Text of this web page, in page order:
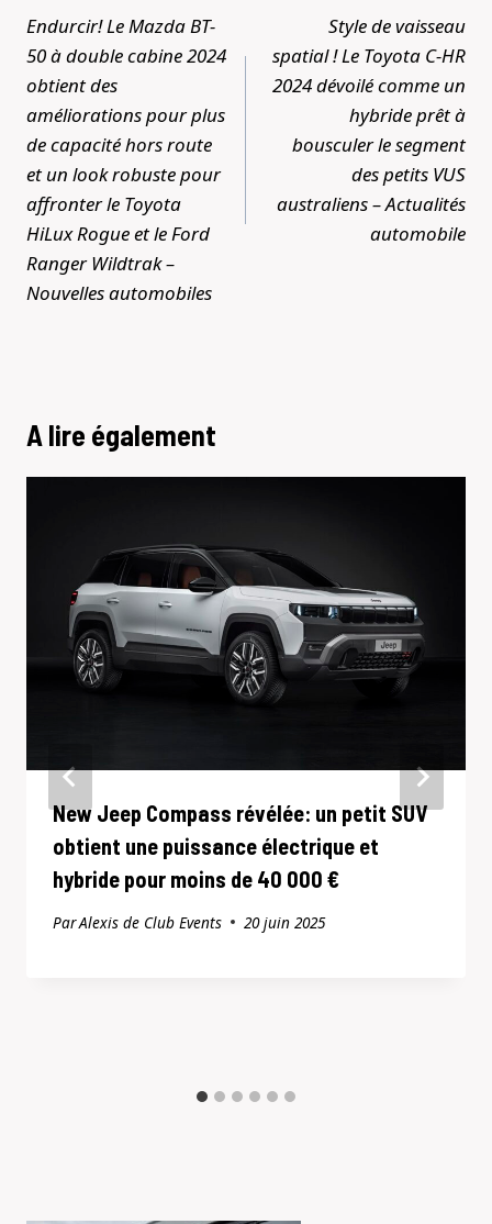
de
l’article
Endurcir! Le Mazda BT-
50 à double cabine 2024
obtient des
améliorations pour plus
de capacité hors route
et un look robuste pour
affronter le Toyota
HiLux Rogue et le Ford
Ranger Wildtrak –
Nouvelles automobiles
Style de vaisseau
spatial ! Le Toyota C-HR
2024 dévoilé comme un
hybride prêt à
bousculer le segment
des petits VUS
australiens – Actualités
automobile
A lire également
New Jeep Compass révélée: un petit SUV
obtient une puissance électrique et
hybride pour moins de 40 000 €
ParAlexis de Club Events 20 juin 2025